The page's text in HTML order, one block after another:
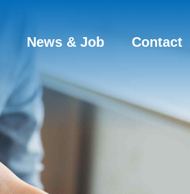
News & Job Contact